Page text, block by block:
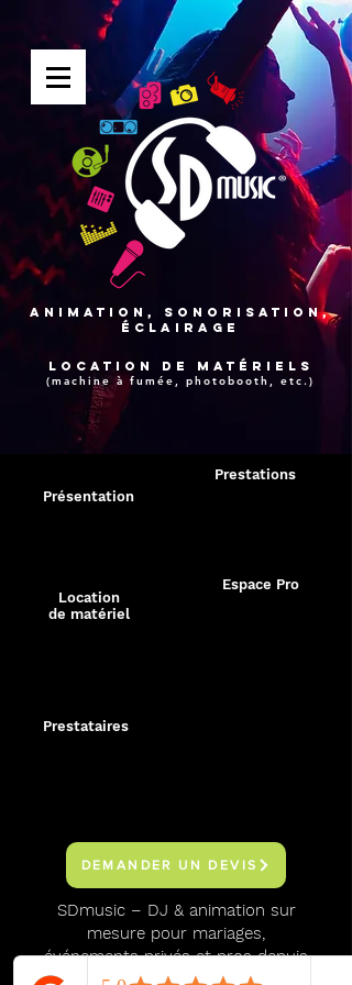
Animation, sonorisation,
éclairage
Location de matérielS
(machine à fumée, photobooth, etc.)
Présentation
Location
de matériel
Prestataires
Prestations
Espace Pro
DEMANDER UN DEVIS
SDmusic – DJ & animation sur
mesure pour mariages,
événements privés et pros depuis
2013.